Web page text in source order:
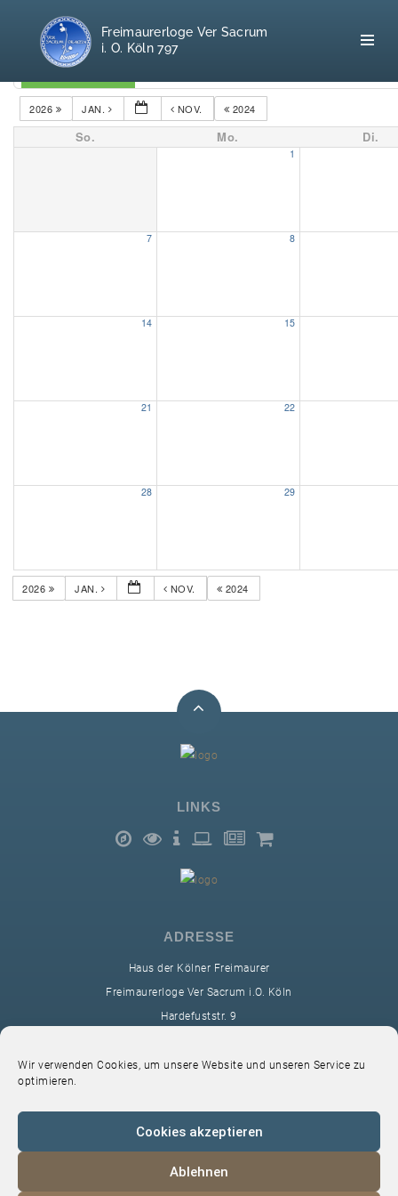
Wir verwenden Cookies, um unsere Website und unseren Service zu
optimieren.
Cookies akzeptieren
Ablehnen
Freimaurerloge Ver Sacrum
i. O. Köln 797
Kategorien
2024
NOV.
JAN.
2026
So. Mo. Di.
1
7 8
14 15
21 22
28 29
2024
NOV.
JAN.
2026
LINKS
ADRESSE
Haus der Kölner Freimaurer
Freimaurerloge Ver Sacrum i.O. Köln
Hardefuststr. 9
sekretariat@ver-sacrum.org
© 2024 Copyright Ver Sacrum